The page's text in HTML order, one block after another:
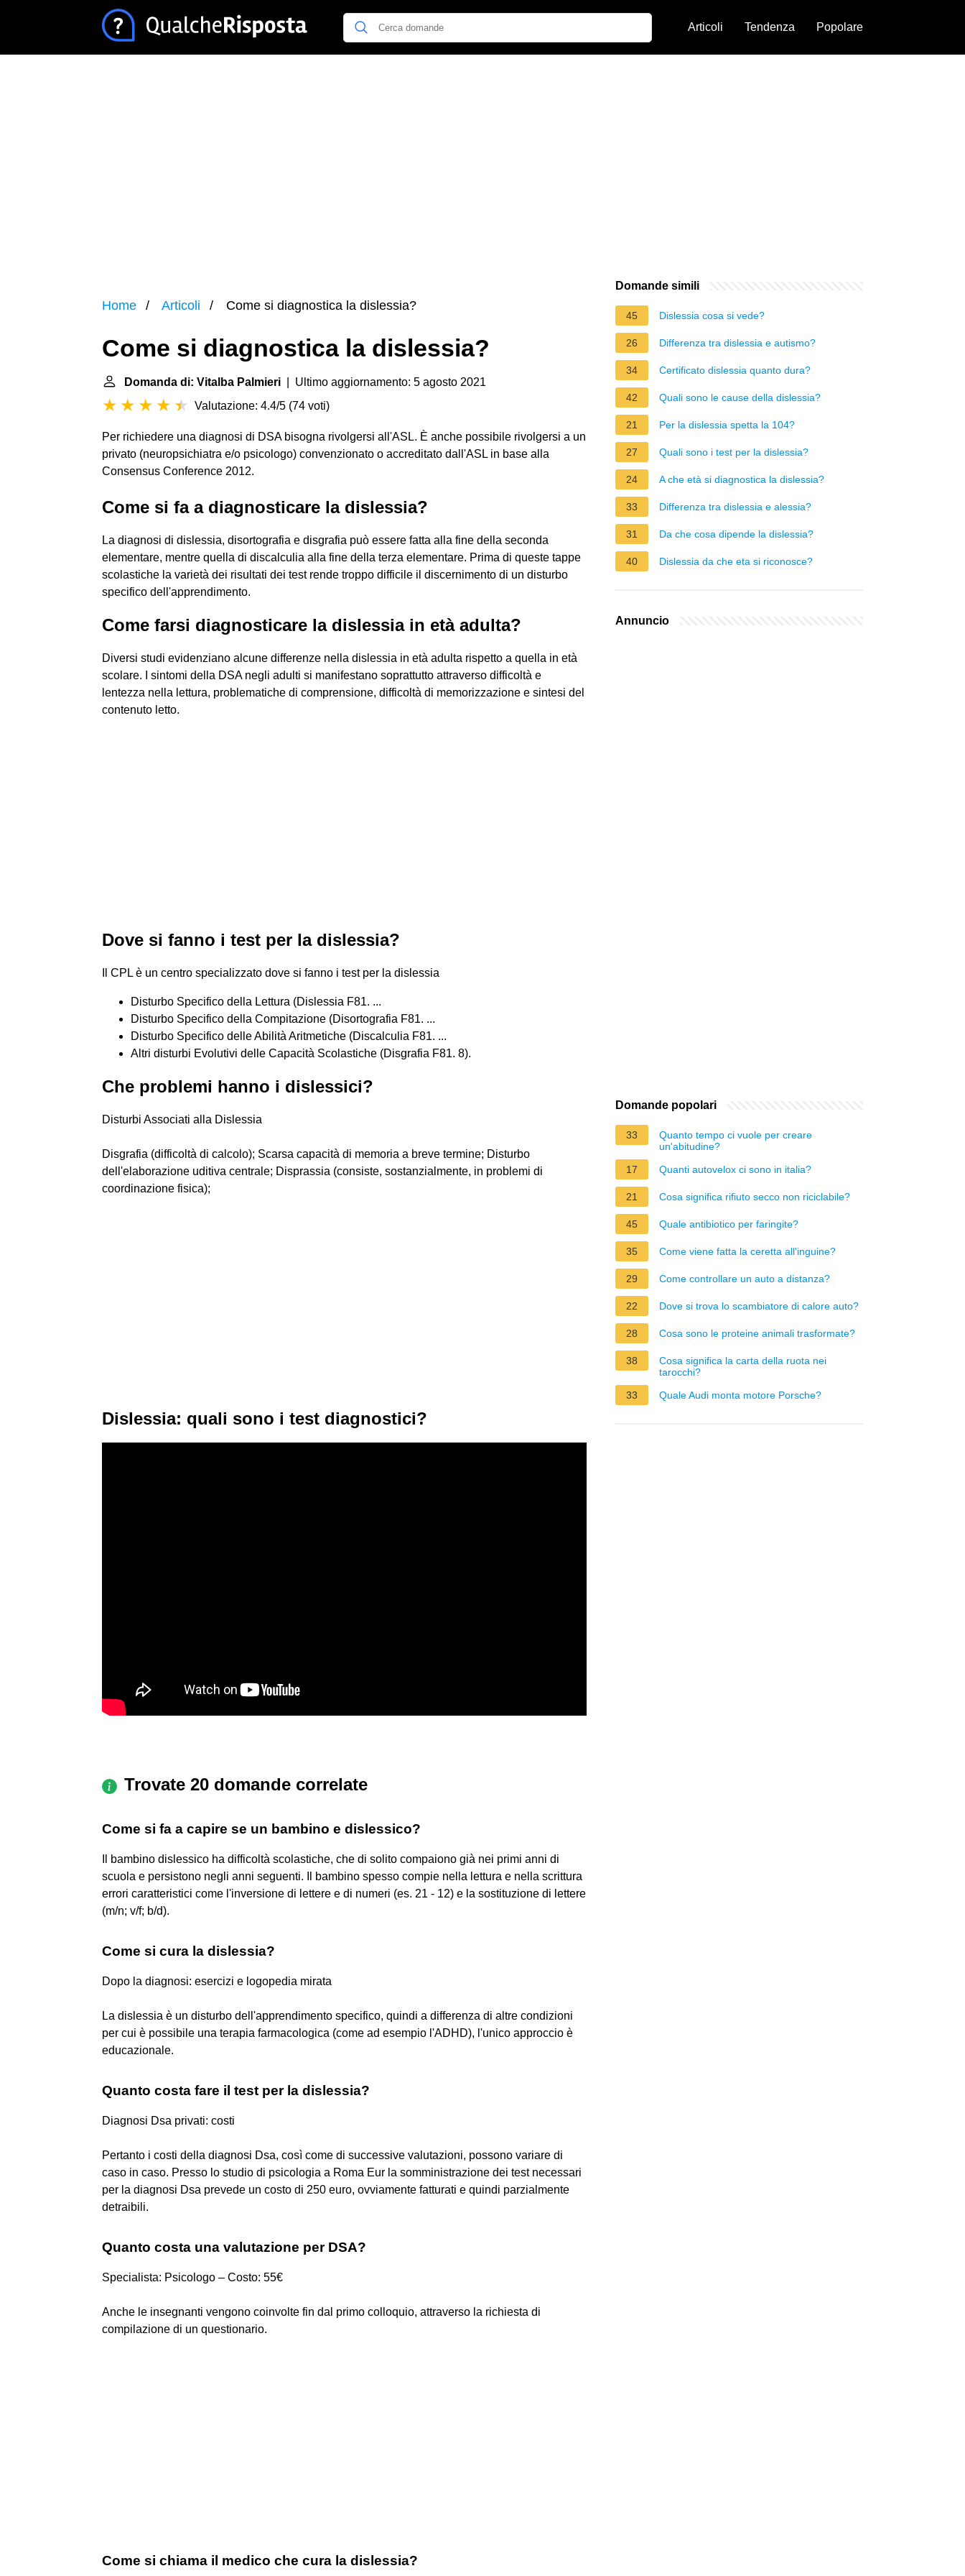
Articoli Tendenza Popolare
Home Articoli Come si diagnostica la dislessia?
Come si diagnostica la dislessia?
Domanda di: Vitalba Palmieri | Ultimo aggiornamento: 5 agosto 2021
Valutazione: 4.4/5 (74 voti)
Per richiedere una diagnosi di DSA bisogna rivolgersi all'ASL. È anche possibile rivolgersi a un
privato (neuropsichiatra e/o psicologo) convenzionato o accreditato dall'ASL in base alla
Consensus Conference 2012.
Come si fa a diagnosticare la dislessia?
La diagnosi di dislessia, disortografia e disgrafia può essere fatta alla fine della seconda
elementare, mentre quella di discalculia alla fine della terza elementare. Prima di queste tappe
scolastiche la varietà dei risultati dei test rende troppo difficile il discernimento di un disturbo
specifico dell'apprendimento.
Come farsi diagnosticare la dislessia in età adulta?
Diversi studi evidenziano alcune differenze nella dislessia in età adulta rispetto a quella in età
scolare. I sintomi della DSA negli adulti si manifestano soprattutto attraverso difficoltà e
lentezza nella lettura, problematiche di comprensione, difficoltà di memorizzazione e sintesi del
contenuto letto.
Dove si fanno i test per la dislessia?
Il CPL è un centro specializzato dove si fanno i test per la dislessia
Disturbo Specifico della Lettura (Dislessia F81. ...
Disturbo Specifico della Compitazione (Disortografia F81. ...
Disturbo Specifico delle Abilità Aritmetiche (Discalculia F81. ...
Altri disturbi Evolutivi delle Capacità Scolastiche (Disgrafia F81. 8).
Che problemi hanno i dislessici?
Disturbi Associati alla Dislessia
Disgrafia (difficoltà di calcolo); Scarsa capacità di memoria a breve termine; Disturbo
dell'elaborazione uditiva centrale; Disprassia (consiste, sostanzialmente, in problemi di
coordinazione fisica);
Dislessia: quali sono i test diagnostici?
Trovate 20 domande correlate
Come si fa a capire se un bambino e dislessico?
Il bambino dislessico ha difficoltà scolastiche, che di solito compaiono già nei primi anni di
scuola e persistono negli anni seguenti. Il bambino spesso compie nella lettura e nella scrittura
errori caratteristici come l'inversione di lettere e di numeri (es. 21 - 12) e la sostituzione di lettere
(m/n; v/f; b/d).
Come si cura la dislessia?
Dopo la diagnosi: esercizi e logopedia mirata
La dislessia è un disturbo dell'apprendimento specifico, quindi a differenza di altre condizioni
per cui è possibile una terapia farmacologica (come ad esempio l'ADHD), l'unico approccio è
educazionale.
Quanto costa fare il test per la dislessia?
Diagnosi Dsa privati: costi
Pertanto i costi della diagnosi Dsa, così come di successive valutazioni, possono variare di
caso in caso. Presso lo studio di psicologia a Roma Eur la somministrazione dei test necessari
per la diagnosi Dsa prevede un costo di 250 euro, ovviamente fatturati e quindi parzialmente
detraibili.
Quanto costa una valutazione per DSA?
Specialista: Psicologo – Costo: 55€
Anche le insegnanti vengono coinvolte fin dal primo colloquio, attraverso la richiesta di
compilazione di un questionario.
Come si chiama il medico che cura la dislessia?
Domande simili
45 Dislessia cosa si vede?
26 Differenza tra dislessia e autismo?
34 Certificato dislessia quanto dura?
42 Quali sono le cause della dislessia?
21 Per la dislessia spetta la 104?
27 Quali sono i test per la dislessia?
24 A che età si diagnostica la dislessia?
33 Differenza tra dislessia e alessia?
31 Da che cosa dipende la dislessia?
40 Dislessia da che eta si riconosce?
Annuncio
Domande popolari
33
Quanto tempo ci vuole per creare
un'abitudine?
17
Quanti autovelox ci sono in italia?
21 Cosa significa rifiuto secco non riciclabile?
45 Quale antibiotico per faringite?
35 Come viene fatta la ceretta all'inguine?
29 Come controllare un auto a distanza?
22 Dove si trova lo scambiatore di calore auto?
28 Cosa sono le proteine animali trasformate?
38
Cosa significa la carta della ruota nei
tarocchi?
33
Quale Audi monta motore Porsche?